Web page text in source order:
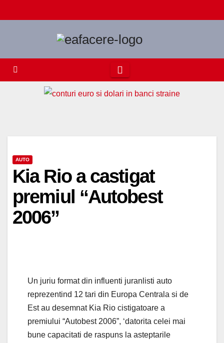
to
AUTO
Kia Rio a castigat
premiul “Autobest
2006”
Un juriu format din influenti juranlisti auto
reprezentind 12 tari din Europa Centrala si de
Est au desemnat Kia Rio cistigatoare a
premiului “Autobest 2006”, ‘datorita celei mai
bune capacitati de raspuns la asteptarile